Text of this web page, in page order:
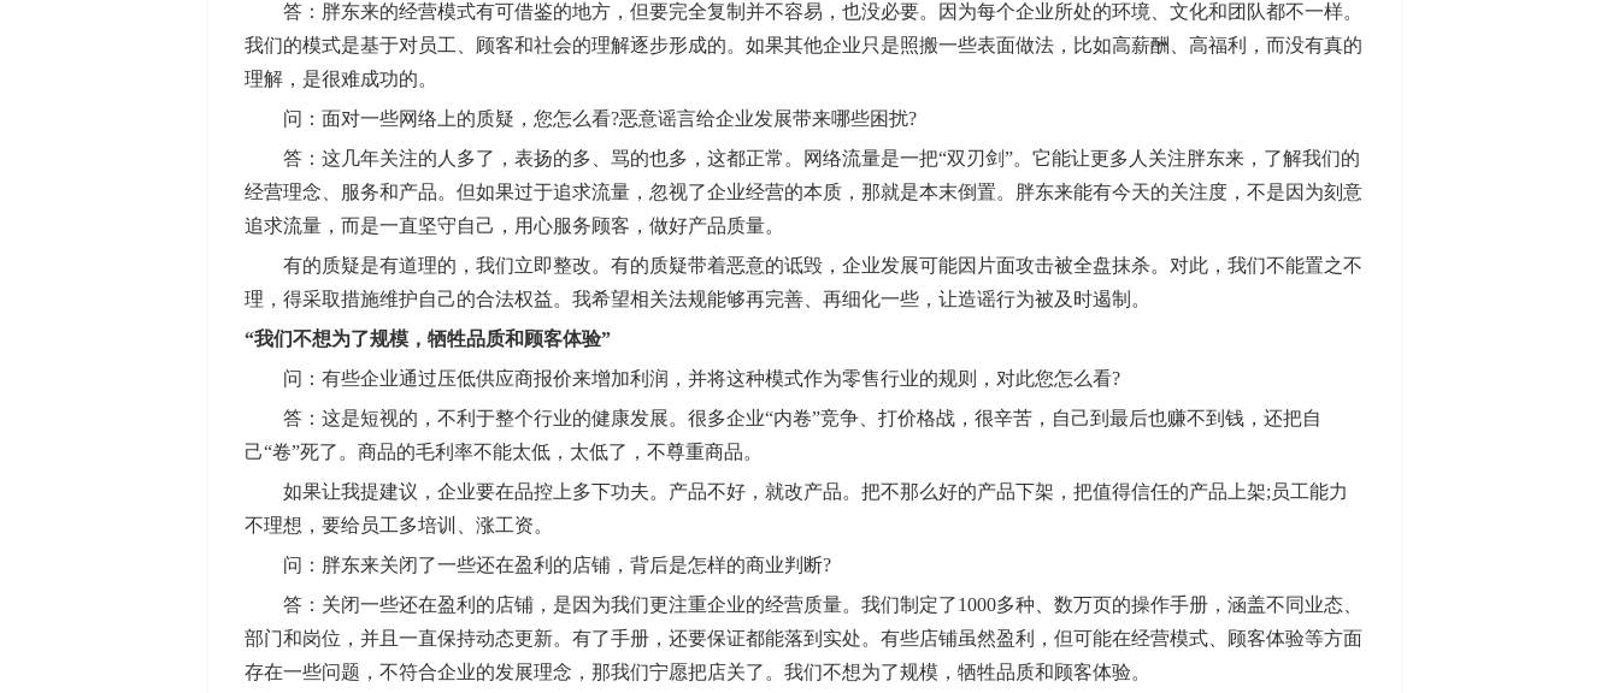
答：胖东来的经营模式有可借鉴的地方，但要完全复制并不容易，也没必要。因为每个企业所处的环境、文化和团队都不一样。
我们的模式是基于对员工、顾客和社会的理解逐步形成的。如果其他企业只是照搬一些表面做法，比如高薪酬、高福利，而没有真的
理解，是很难成功的。
问：面对一些网络上的质疑，您怎么看?恶意谣言给企业发展带来哪些困扰?
答：这几年关注的人多了，表扬的多、骂的也多，这都正常。网络流量是一把“双刃剑”。它能让更多人关注胖东来，了解我们的
经营理念、服务和产品。但如果过于追求流量，忽视了企业经营的本质，那就是本末倒置。胖东来能有今天的关注度，不是因为刻意
追求流量，而是一直坚守自己，用心服务顾客，做好产品质量。
有的质疑是有道理的，我们立即整改。有的质疑带着恶意的诋毁，企业发展可能因片面攻击被全盘抹杀。对此，我们不能置之不
理，得采取措施维护自己的合法权益。我希望相关法规能够再完善、再细化一些，让造谣行为被及时遏制。
“我们不想为了规模，牺牲品质和顾客体验”
问：有些企业通过压低供应商报价来增加利润，并将这种模式作为零售行业的规则，对此您怎么看?
答：这是短视的，不利于整个行业的健康发展。很多企业“内卷”竞争、打价格战，很辛苦，自己到最后也赚不到钱，还把自
己“卷”死了。商品的毛利率不能太低，太低了，不尊重商品。
如果让我提建议，企业要在品控上多下功夫。产品不好，就改产品。把不那么好的产品下架，把值得信任的产品上架;员工能力
不理想，要给员工多培训、涨工资。
问：胖东来关闭了一些还在盈利的店铺，背后是怎样的商业判断?
答：关闭一些还在盈利的店铺，是因为我们更注重企业的经营质量。我们制定了1000多种、数万页的操作手册，涵盖不同业态、
部门和岗位，并且一直保持动态更新。有了手册，还要保证都能落到实处。有些店铺虽然盈利，但可能在经营模式、顾客体验等方面
存在一些问题，不符合企业的发展理念，那我们宁愿把店关了。我们不想为了规模，牺牲品质和顾客体验。